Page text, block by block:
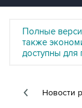
Полные
также
доступны для
Новости